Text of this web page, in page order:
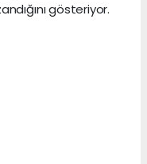
gösteriyor.